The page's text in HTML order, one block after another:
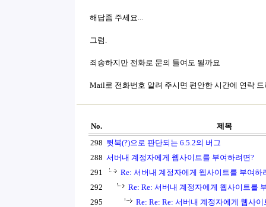
해답좀 주세요...
그럼.
죄송하지만 전화로 문의 들여도 될까요
Mail로 전화번호 알려 주시면 편안한 시간에 연락
No.
제목
298 뒷북(?)으로 판단되는 6.5.2의 버그
288 서버내 계정자에게 웹사이트를 부여하려면?
291
Re: 서버내 계정자에게 웹사이트를 부여하
292
Re: Re: 서버내 계정자에게 웹사이트를
295
Re: Re: Re: 서버내 계정자에게 웹사